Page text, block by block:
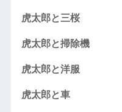
虎太郎と三桜
虎太郎と掃除機
虎太郎と洋服
虎太郎と車